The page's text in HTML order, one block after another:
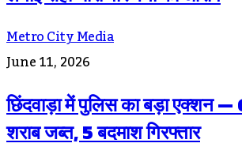
Metro City Media
June 11, 2026
छिंदवाड़ा में पुलिस का बड़ा एक्शन
शराब जब्त, 5 बदमाश गिरफ्तार